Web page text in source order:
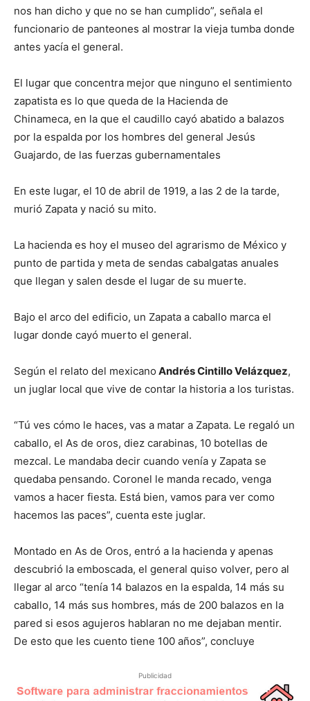
nos han dicho y que no se han cumplido”, señala el
funcionario de panteones al mostrar la vieja tumba donde
antes yacía el general.
El lugar que concentra mejor que ninguno el sentimiento
zapatista es lo que queda de la Hacienda de
Chinameca, en la que el caudillo cayó abatido a balazos
por la espalda por los hombres del general Jesús
Guajardo, de las fuerzas gubernamentales
En este lugar, el 10 de abril de 1919, a las 2 de la tarde,
murió Zapata y nació su mito.
La hacienda es hoy el museo del agrarismo de México y
punto de partida y meta de sendas cabalgatas anuales
que llegan y salen desde el lugar de su muerte.
Bajo el arco del edificio, un Zapata a caballo marca el
lugar donde cayó muerto el general.
Según el relato del mexicano Andrés Cintillo Velázquez,
un juglar local que vive de contar la historia a los turistas.
“Tú ves cómo le haces, vas a matar a Zapata. Le regaló un
caballo, el As de oros, diez carabinas, 10 botellas de
mezcal. Le mandaba decir cuando venía y Zapata se
quedaba pensando. Coronel le manda recado, venga
vamos a hacer fiesta. Está bien, vamos para ver como
hacemos las paces”, cuenta este juglar.
Montado en As de Oros, entró a la hacienda y apenas
descubrió la emboscada, el general quiso volver, pero al
llegar al arco “tenía 14 balazos en la espalda, 14 más su
caballo, 14 más sus hombres, más de 200 balazos en la
pared si esos agujeros hablaran no me dejaban mentir.
De esto que les cuento tiene 100 años”, concluye
Publicidad